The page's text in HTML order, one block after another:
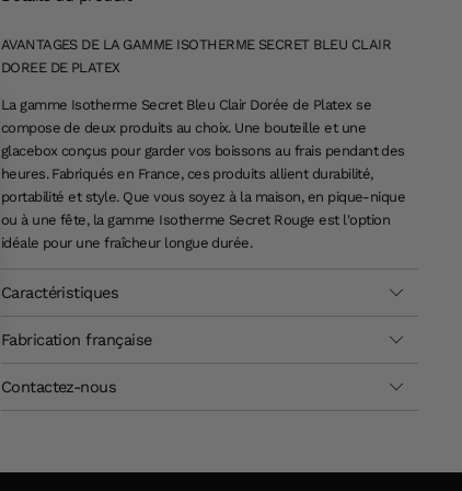
AVANTAGES DE LA GAMME ISOTHERME SECRET BLEU CLAIR
DOREE DE PLATEX
La gamme Isotherme Secret Bleu Clair Dorée de Platex se
compose de deux produits au choix. Une bouteille et une
glacebox conçus pour garder vos boissons au frais pendant des
heures. Fabriqués en France, ces produits allient durabilité,
portabilité et style. Que vous soyez à la maison, en pique-nique
ou à une fête, la gamme Isotherme Secret Rouge est l'option
idéale pour une fraîcheur longue durée.
Caractéristiques
Fabrication française
Contactez-nous